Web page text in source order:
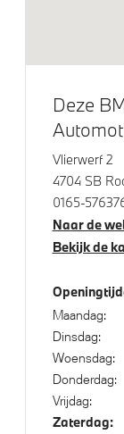
18 inch LM
Cerium
Adaptieve
dakspoiler
LED
LED-
Lichtmetalen
M achterspoiler
M
Deze
Vlierwerf 2
4704 SB
0165-
Naar de
Bekijk de
Maandag:
Dinsdag:
Woensdag:
Donderdag:
Vrijdag:
Zaterdag: